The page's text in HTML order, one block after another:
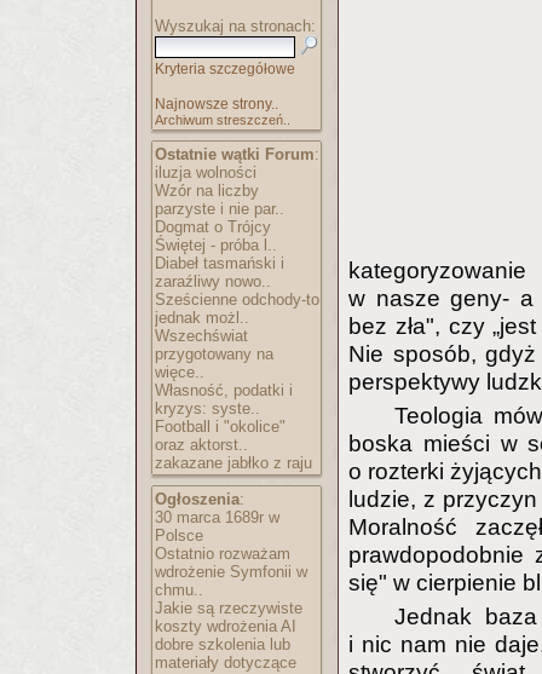
Wyszukaj na stronach:
Kryteria szczegółowe
Najnowsze strony..
Archiwum streszczeń..
Ostatnie wątki Forum:
iluzja wolności
Wzór na liczby
parzyste i nie par..
Dogmat o Trójcy
Świętej - próba l..
Diabeł tasmański i
zaraźliwy nowo..
Sześcienne odchody-to
jednak możl..
Wszechświat
przygotowany na
więce..
Własność, podatki i
kryzys: syste..
Football i "okolice"
oraz aktorst..
zakazane jabłko z raju
Ogłoszenia:
30 marca 1689r w
Polsce
Ostatnio rozważam
wdrożenie Symfonii w
chmu..
Jakie są rzeczywiste
koszty wdrożenia AI
dobre szkolenia lub
materiały dotyczące
w nasze geny- a
bez zła", czy
Nie sposób,
perspektywy
Teologia
boska mieści w
o rozterki
ludzie, z
Moralność
prawdopodobnie
się" w cierpienie
Jednak
i nic nam nie